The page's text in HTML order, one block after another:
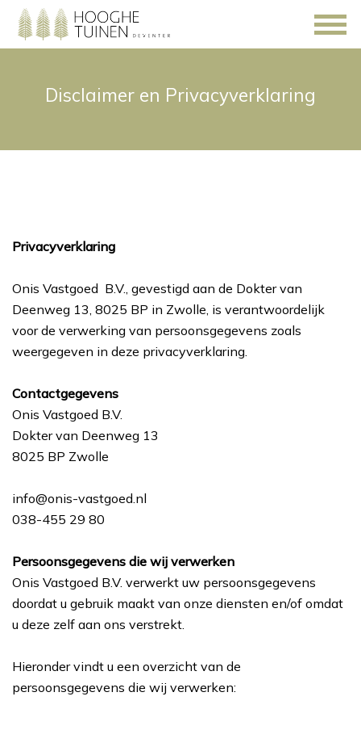
Disclaimer en Privacyverklaring
Privacyverklaring
Onis Vastgoed B.V., gevestigd aan de Dokter van
Deenweg 13, 8025 BP in Zwolle, is verantwoordelijk
voor de verwerking van persoonsgegevens zoals
weergegeven in deze privacyverklaring.
Contactgegevens
Onis Vastgoed B.V.
Dokter van Deenweg 13
8025 BP Zwolle
info@onis-vastgoed.nl
038-455 29 80
Persoonsgegevens die wij verwerken
Onis Vastgoed B.V. verwerkt uw persoonsgegevens
doordat u gebruik maakt van onze diensten en/of omdat
u deze zelf aan ons verstrekt.
Hieronder vindt u een overzicht van de
persoonsgegevens die wij verwerken: